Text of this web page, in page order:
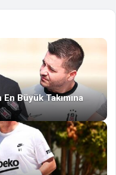
Büyük Takımına